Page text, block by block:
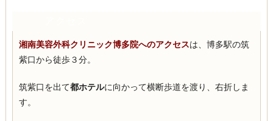
湘南美容外科クリニック博多院へのアクセスは、博多駅の筑
紫口から徒歩３分。
筑紫口を出て都ホテルに向かって横断歩道を渡り、右折しま
す。